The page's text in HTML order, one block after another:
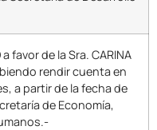
a favor de la Sra. CARINA
rendir cuenta en
a partir de la fecha de
de Economía,